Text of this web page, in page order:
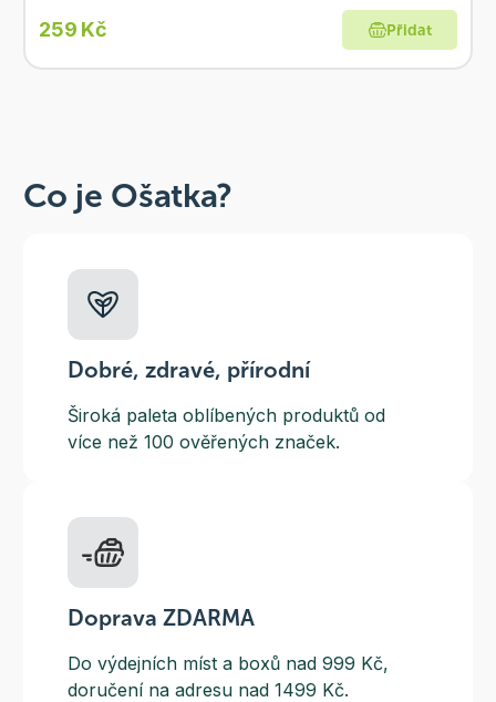
259 Kč Přidat
Co je Ošatka?
Dobré, zdravé, přírodní
Široká paleta oblíbených produktů od
více než 100 ověřených značek.
Doprava ZDARMA
Do výdejních míst a boxů nad 999 Kč,
doručení na adresu nad 1499 Kč.